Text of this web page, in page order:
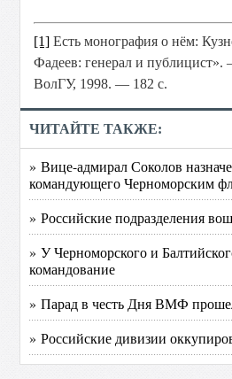
[1] Есть монография о нём:
Фадеев: генерал и
ВолГУ, 1998. — 182 с.
ЧИТАЙТЕ ТАКЖЕ:
» Вице-адмирал Соколов
командующего Черноморским
» Российские подразделения
» У Черноморского и
командование
» Парад в честь Дня ВМФ
» Российские дивизии